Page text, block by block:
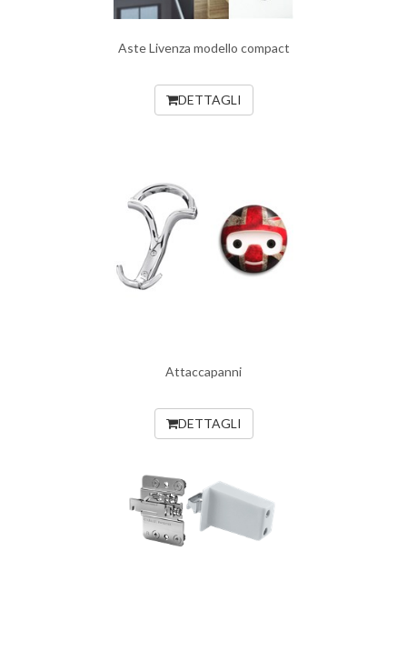
Aste Livenza modello compact
DETTAGLI
Attaccapanni
DETTAGLI